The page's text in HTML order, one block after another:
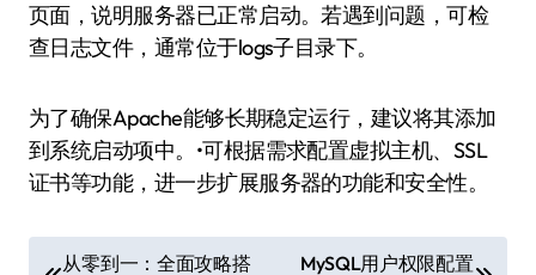
页面，说明服务器已正常启动。若遇到问题，可检
查日志文件，通常位于logs子目录下。
为了确保Apache能够长期稳定运行，建议将其添加
到系统启动项中。•可根据需求配置虚拟主机、SSL
证书等功能，进一步扩展服务器的功能和安全性。
从零到一：全面攻略搭
MySQL用户权限配置